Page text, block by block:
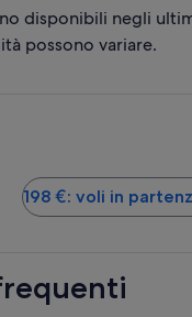
disponibili negli
possono variare.
198 €: voli in